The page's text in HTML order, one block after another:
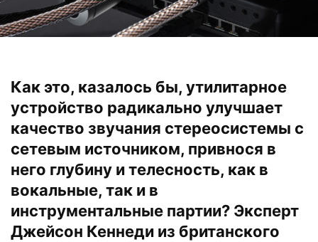
Как это, казалось бы, утилитарное
устройство радикально улучшает
качество звучания стереосистемы с
сетевым источником, привнося в
него глубину и телесность, как в
вокальные, так и в
инструментальные партии? Эксперт
Джейсон Кеннеди из британского